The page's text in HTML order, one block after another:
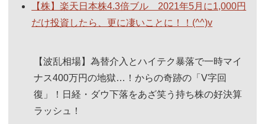
【株】楽天日本株4.3倍ブル 2021年5月に1,000円
だけ投資したら、更に凄いことに！！(^^)v
【波乱相場】為替介入とハイテク暴落で一時マイ
ナス400万円の地獄…！からの奇跡の「V字回
復」！日経・ダウ下落をあざ笑う持ち株の好決算
ラッシュ！